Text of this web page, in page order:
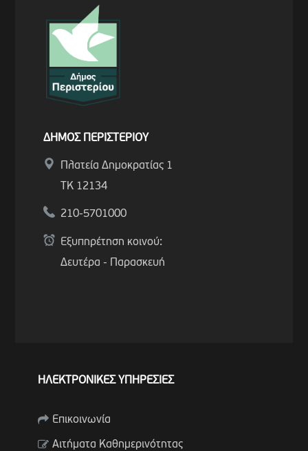
ΔΗΜΟΣ ΠΕΡΙΣΤΕΡΙΟΥ
Πλατεία Δημοκρατίας 1
ΤΚ 12134
210-5701000
Εξυπηρέτηση κοινού:
Δευτέρα - Παρασκευή
ΗΛΕΚΤΡΟΝΙΚΕΣ ΥΠΗΡΕΣΙΕΣ
Επικοινωνία
Αιτήματα Καθημερινότητας